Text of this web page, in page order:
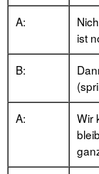
A:
ist
B:
A:
Wir